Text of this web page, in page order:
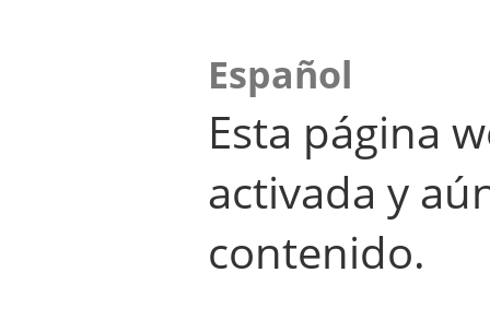
Español
Esta página
activada y
contenido.